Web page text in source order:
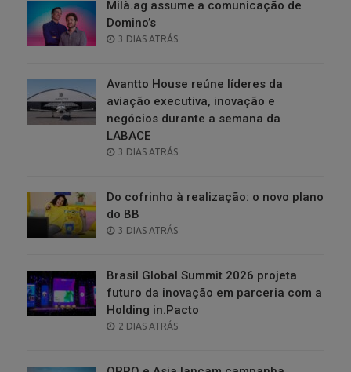
Milà.ag assume a comunicação de
Domino’s
POSTED
3 DIAS ATRÁS
Avantto House reúne líderes da
aviação executiva, inovação e
negócios durante a semana da
LABACE
POSTED
3 DIAS ATRÁS
Do cofrinho à realização: o novo plano
do BB
POSTED
3 DIAS ATRÁS
Brasil Global Summit 2026 projeta
futuro da inovação em parceria com a
Holding in.Pacto
POSTED
2 DIAS ATRÁS